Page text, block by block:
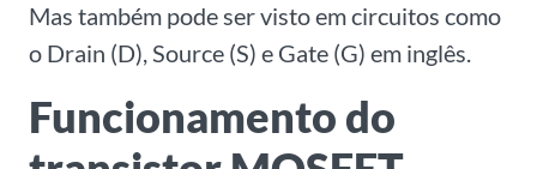
Mas também pode ser visto em circuitos como
o Drain (D), Source (S) e Gate (G) em inglês.
Funcionamento do